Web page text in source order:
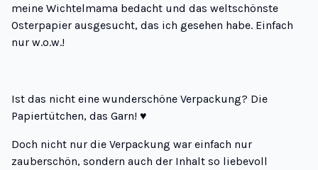
meine Wichtelmama bedacht und das weltschönste
Osterpapier ausgesucht, das ich gesehen habe. Einfach
nur w.o.w.!
Ist das nicht eine wunderschöne Verpackung? Die
Papiertütchen, das Garn! ♥
Doch nicht nur die Verpackung war einfach nur
zauberschön, sondern auch der Inhalt so liebevoll